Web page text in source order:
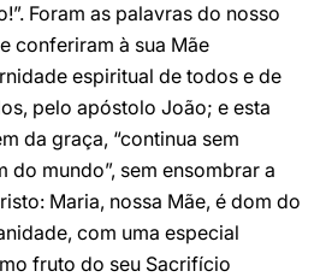
Foram as palavras do nosso
conferiram à sua Mãe
espiritual de todos e de
pelo apóstolo João; e esta
da graça, “continua sem
do mundo”, sem ensombrar a
Maria, nossa Mãe, é dom do
com uma especial
fruto do seu Sacrifício